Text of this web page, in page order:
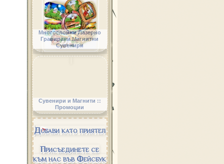
Многослойни Лазерно
Гравирани Магнитни
Сувенири
Сувенири и Магнити ::
Промоции
Добави като приятел
Присъединете се
към нас във Фейсбук